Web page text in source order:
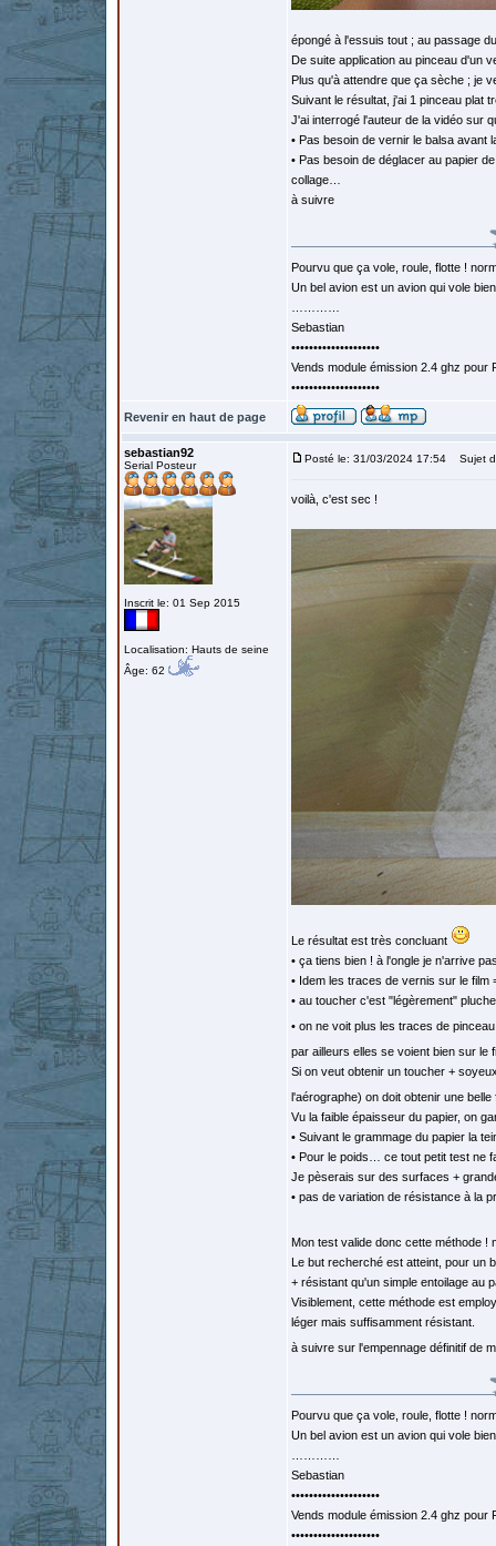
épongé à l'essuis tout ; au passage
De suite application au pinceau d'un
Plus qu'à attendre que ça sèche ; je
Suivant le résultat, j'ai 1 pinceau plat
J'ai interrogé l'auteur de la vidéo sur
• Pas besoin de vernir le balsa avant
• Pas besoin de déglacer au papier
collage…
à suivre
Pourvu que ça vole, roule, flotte !
Un bel avion est un avion qui vole
Sebastian
••••••••••••••••••••
Vends module émission 2.4 ghz
••••••••••••••••••••
Revenir en haut de page
sebastian92
Serial Posteur
Inscrit le: 01 Sep 2015
Localisation: Hauts de seine
Âge: 62
Posté le: 31/03/2024 17:54 Sujet
voilà, c'est sec !
Le résultat est très concluant
• ça tiens bien ! à l'ongle je n'arrive
• Idem les traces de vernis sur le
• au toucher c'est "légèrement"
• on ne voit plus les traces de
par ailleurs elles se voient bien sur le
Si on veut obtenir un toucher +
l'aérographe) on doit obtenir une
Vu la faible épaisseur du papier, on
• Suivant le grammage du papier la
• Pour le poids… ce tout petit test ne
Je pèserais sur des surfaces +
• pas de variation de résistance à la
Mon test valide donc cette méthode
Le but recherché est atteint, pour un
+ résistant qu'un simple entoilage au
Visiblement, cette méthode est
léger mais suffisamment résistant.
à suivre sur l'empennage définitif de
Pourvu que ça vole, roule, flotte !
Un bel avion est un avion qui vole
Sebastian
••••••••••••••••••••
Vends module émission 2.4 ghz
••••••••••••••••••••